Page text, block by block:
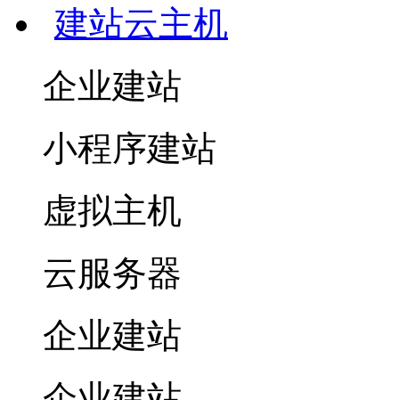
建站云主机
企业建站
小程序建站
虚拟主机
云服务器
企业建站